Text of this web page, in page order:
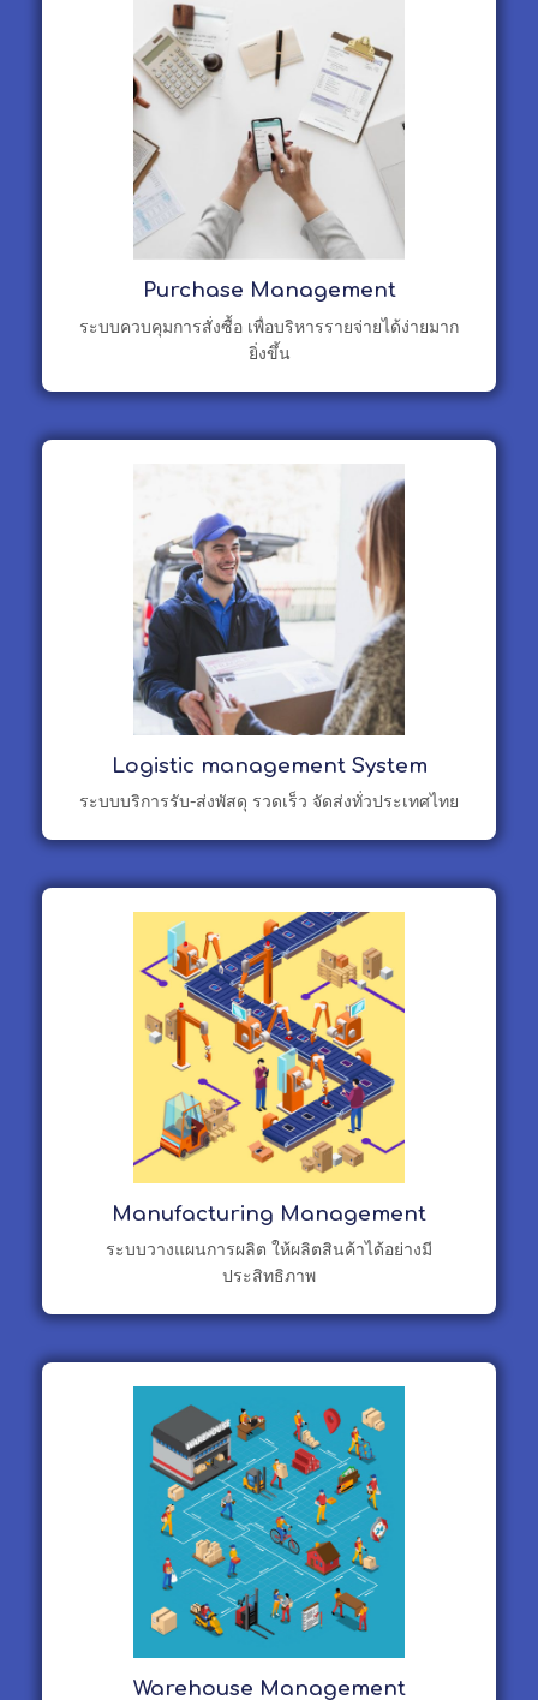
Purchase Management
ระบบควบคุมการสั่งซื้อ เพื่อบริหารรายจ่ายได้ง่ายมาก
ยิ่งขึ้น
Logistic management System
ระบบบริการรับ-ส่งพัสดุ รวดเร็ว จัดส่งทั่วประเทศไทย
Manufacturing Management
ระบบวางแผนการผลิต ให้ผลิตสินค้าได้อย่างมี
ประสิทธิภาพ
Warehouse Management